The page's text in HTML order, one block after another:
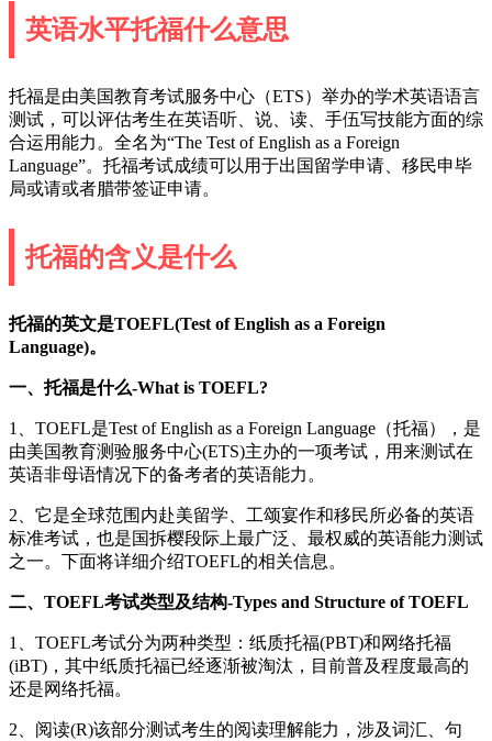
英语水平托福什么意思
托福是由美国教育考试服务中心（ETS）举办的学术英语语言
测试，可以评估考生在英语听、说、读、手伍写技能方面的综
合运用能力。全名为“The Test of English as a Foreign
Language”。托福考试成绩可以用于出国留学申请、移民申毕
局或请或者腊带签证申请。
托福的含义是什么
托福的英文是TOEFL(Test of English as a Foreign
Language)。
一、托福是什么-What is TOEFL?
1、TOEFL是Test of English as a Foreign Language（托福），是
由美国教育测验服务中心(ETS)主办的一项考试，用来测试在
英语非母语情况下的备考者的英语能力。
2、它是全球范围内赴美留学、工颂宴作和移民所必备的英语
标准考试，也是国拆樱段际上最广泛、最权威的英语能力测试
之一。下面将详细介绍TOEFL的相关信息。
二、TOEFL考试类型及结构-Types and Structure of TOEFL
1、TOEFL考试分为两种类型：纸质托福(PBT)和网络托福
(iBT)，其中纸质托福已经逐渐被淘汰，目前普及程度最高的
还是网络托福。
2、阅读(R)该部分测试考生的阅读理解能力，涉及词汇、句